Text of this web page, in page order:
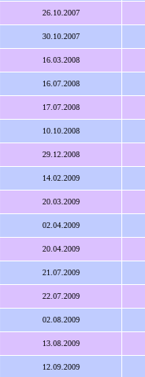
26.10.2007
30.10.2007
16.03.2008
16.07.2008
17.07.2008
10.10.2008
29.12.2008
14.02.2009
20.03.2009
02.04.2009
20.04.2009
21.07.2009
22.07.2009
02.08.2009
13.08.2009
12.09.2009